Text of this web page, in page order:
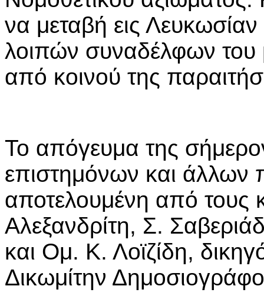
να μεταβή εις
λοιπών συναδέλφων του
από κοινού της
Το απόγευμα της
επιστημόνων και άλλων
αποτελουμένη από τους
Αλεξανδρίτη, Σ.
και Ομ. Κ. Λοϊζίδη,
Δικωμίτην